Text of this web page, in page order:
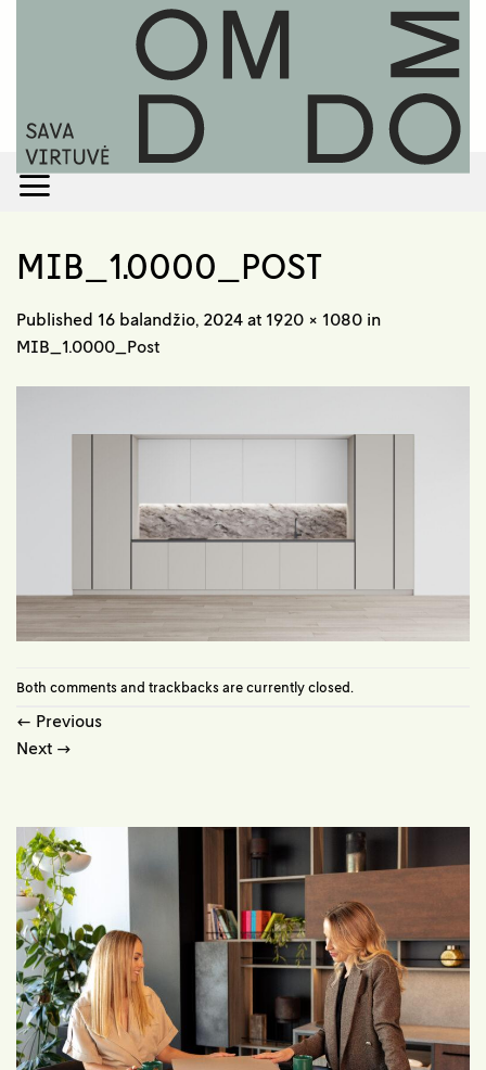
MIB_1.0000_POST
Published 16 balandžio, 2024 at 1920 × 1080 in
MIB_1.0000_Post
Both comments and trackbacks are currently closed.
← Previous
Next →